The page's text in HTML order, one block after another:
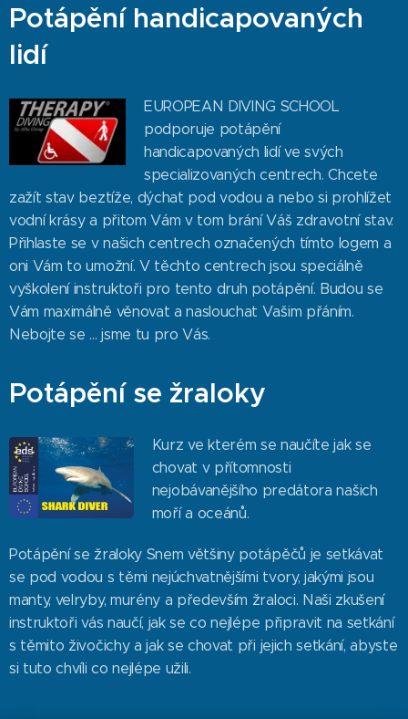
Potápění handicapovaných
lidí
EUROPEAN DIVING SCHOOL
podporuje potápění
handicapovaných lidí ve svých
specializovaných centrech. Chcete
zažít stav beztíže, dýchat pod vodou a nebo si prohlížet
vodní krásy a přitom Vám v tom brání Váš zdravotní stav.
Přihlaste se v našich centrech označených tímto logem a
oni Vám to umožní. V těchto centrech jsou speciálně
vyškolení instruktoři pro tento druh potápění. Budou se
Vám maximálně věnovat a naslouchat Vašim přáním.
Nebojte se ... jsme tu pro Vás.
Potápění se žraloky
Kurz ve kterém se naučíte jak se
chovat v přítomnosti
nejobávanějšího predátora našich
moří a oceánů.
Potápění se žraloky Snem většiny potápěčů je setkávat
se pod vodou s těmi nejúchvatnějšími tvory, jakými jsou
manty, velryby, murény a především žraloci. Naši zkušení
instruktoři vás naučí, jak se co nejlépe připravit na setkání
s těmito živočichy a jak se chovat při jejich setkání, abyste
si tuto chvíli co nejlépe užili.